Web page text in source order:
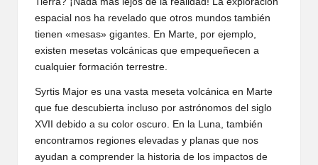
espacial nos ha revelado que otros mundos también
tienen «mesas» gigantes. En Marte, por ejemplo,
existen mesetas volcánicas que empequeñecen a
cualquier formación terrestre.
Syrtis Major es una vasta meseta volcánica en Marte
que fue descubierta incluso por astrónomos del siglo
XVII debido a su color oscuro. En la Luna, también
encontramos regiones elevadas y planas que nos
ayudan a comprender la historia de los impactos de